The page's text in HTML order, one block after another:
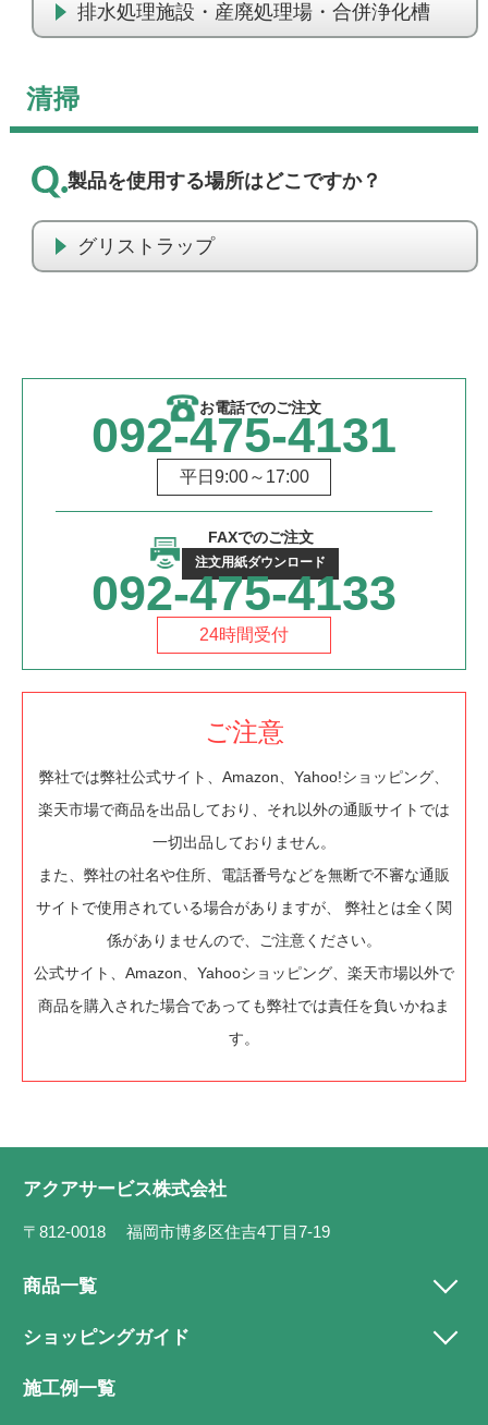
排水処理施設・産廃処理場・合併浄化槽
清掃
製品を使用する場所はどこですか？
グリストラップ
お電話でのご注文
092-475-4131
平日9:00～17:00
FAXでのご注文
注文用紙ダウンロード
092-475-4133
24時間受付
ご注意
弊社では弊社公式サイト、Amazon、Yahoo!ショッピング、
楽天市場で商品を出品しており、それ以外の通販サイトでは
一切出品しておりません。
また、弊社の社名や住所、電話番号などを無断で不審な通販
サイトで使用されている場合がありますが、 弊社とは全く関
係がありませんので、ご注意ください。
公式サイト、Amazon、Yahooショッピング、楽天市場以外で
商品を購入された場合であっても弊社では責任を負いかねま
す。
アクアサービス株式会社
〒812-0018 福岡市博多区住吉4丁目7-19
商品一覧
ショッピングガイド
施工例一覧